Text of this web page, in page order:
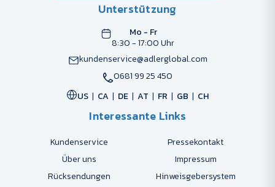
Unterstützung
Mo - Fr
8:30 - 17:00 Uhr
kundenservice@adlerglobal.com
0681 99 25 450
US
CA DE AT FR GB CH
Interessante Links
Kundenservice
Pressekontakt
Über uns
Impressum
Rücksendungen
Hinweisgebersystem